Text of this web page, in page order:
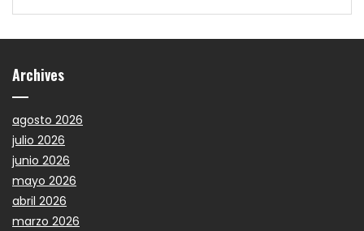
Archives
agosto 2026
julio 2026
junio 2026
mayo 2026
abril 2026
marzo 2026